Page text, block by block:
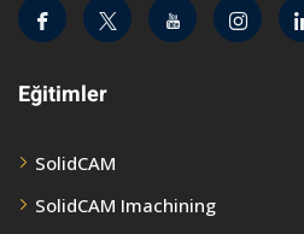
Eğitimler
SolidCAM
SolidCAM Imachining